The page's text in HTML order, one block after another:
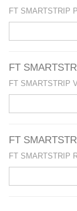
FT SMARTSTRIP
FT
FT SMARTSTRIP
FT
FT SMARTSTRIP